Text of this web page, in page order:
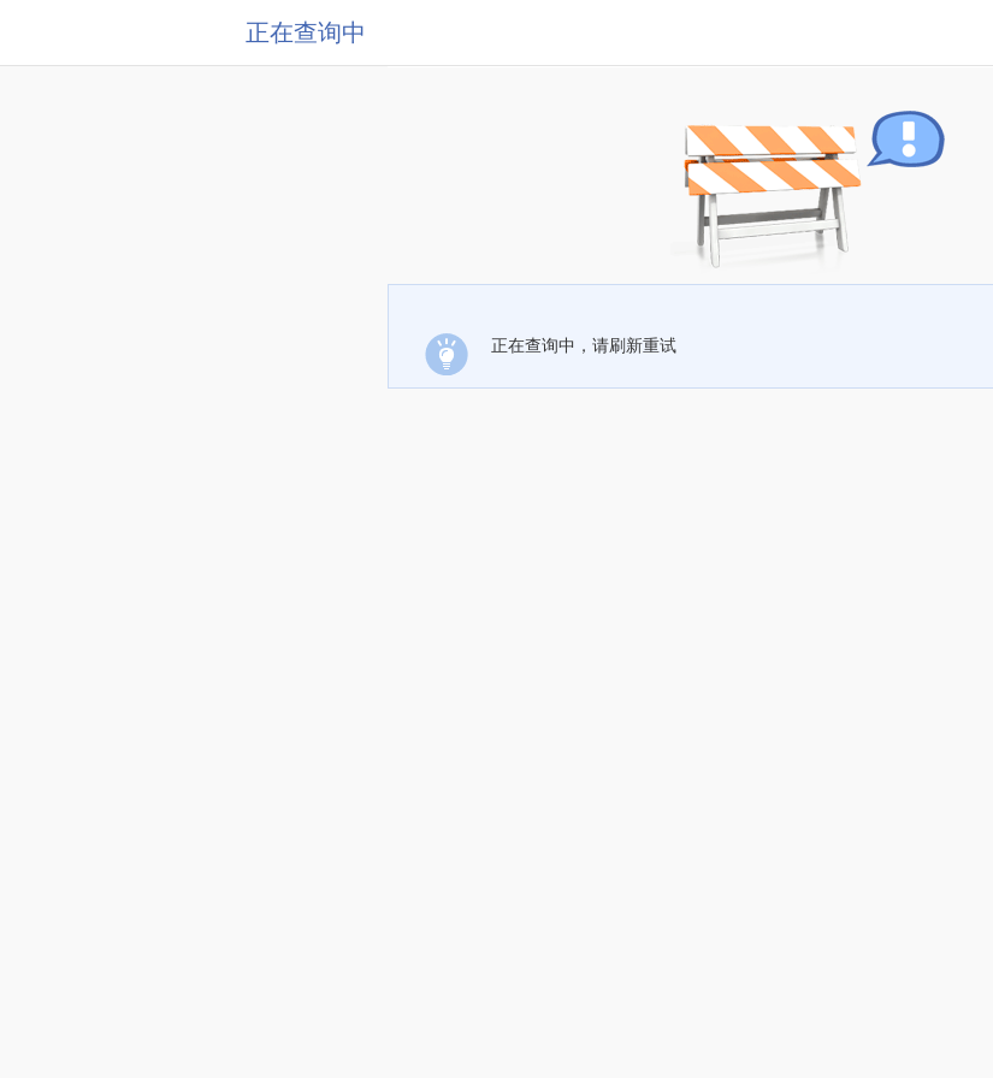
正在查询中
正在查询中，请刷新重试